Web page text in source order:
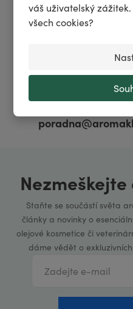
váš uživatelský
všech cookies?
Po–Pá: 8–15:30
+420 371 140 900
Staňte se součástí světa
články a novinky o
olejové kosmetice či
dáme vědět o